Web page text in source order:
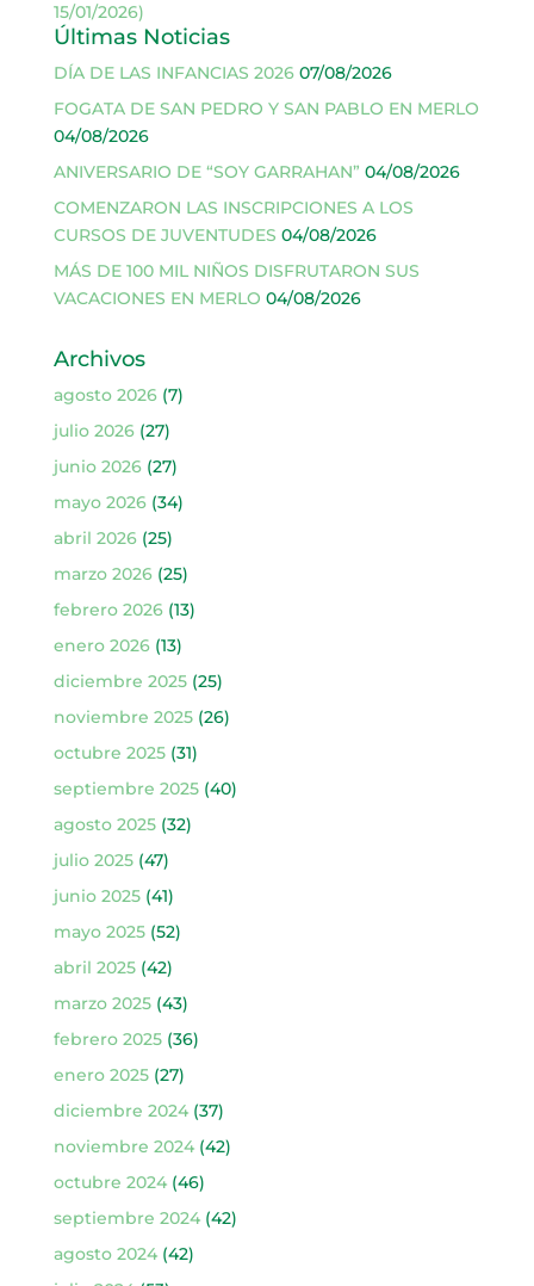
15/01/2026)
Últimas Noticias
DÍA DE LAS INFANCIAS 2026 07/08/2026
FOGATA DE SAN PEDRO Y SAN PABLO EN MERLO
04/08/2026
ANIVERSARIO DE “SOY GARRAHAN” 04/08/2026
COMENZARON LAS INSCRIPCIONES A LOS
CURSOS DE JUVENTUDES 04/08/2026
MÁS DE 100 MIL NIÑOS DISFRUTARON SUS
VACACIONES EN MERLO 04/08/2026
Archivos
agosto 2026(7)
julio 2026(27)
junio 2026(27)
mayo 2026(34)
abril 2026(25)
marzo 2026(25)
febrero 2026(13)
enero 2026(13)
diciembre 2025(25)
noviembre 2025(26)
octubre 2025(31)
septiembre 2025(40)
agosto 2025(32)
julio 2025(47)
junio 2025(41)
mayo 2025(52)
abril 2025(42)
marzo 2025(43)
febrero 2025(36)
enero 2025(27)
diciembre 2024(37)
noviembre 2024(42)
octubre 2024(46)
septiembre 2024(42)
agosto 2024(42)